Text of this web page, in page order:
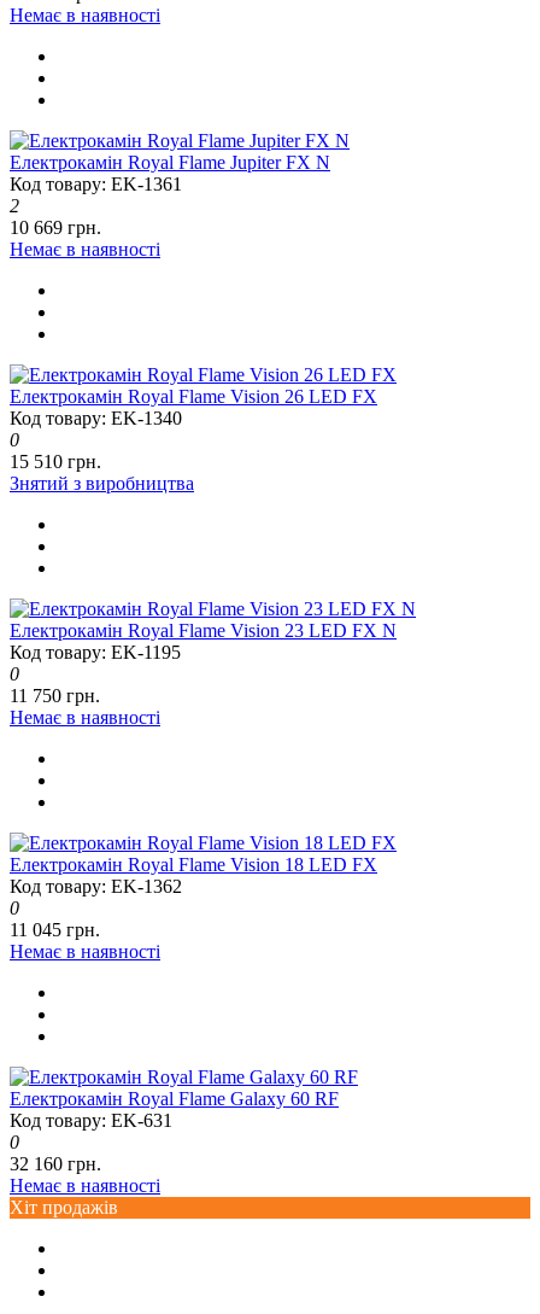
Немає в наявності
Електрокамін Royal Flame Jupiter FX N
Код товару: EK-1361
2
10 669 грн.
Немає в наявності
Електрокамін Royal Flame Vision 26 LED FX
Код товару: EK-1340
0
15 510 грн.
Знятий з виробництва
Електрокамін Royal Flame Vision 23 LED FX N
Код товару: EK-1195
0
11 750 грн.
Немає в наявності
Електрокамін Royal Flame Vision 18 LED FX
Код товару: EK-1362
0
11 045 грн.
Немає в наявності
Електрокамін Royal Flame Galaxy 60 RF
Код товару: EK-631
0
32 160 грн.
Немає в наявності
Хіт продажів